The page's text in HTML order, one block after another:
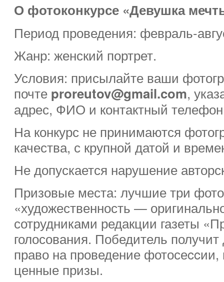
О фотоконкурсе «Девушка
Период проведения: февраль-
Жанр: женский портрет.
Условия: присылайте ваши
почте proreutov@gmail.com,
адрес, ФИО и контактный
На конкурс не принимаются
качества, с крупной датой и
Не допускается нарушение
Призовые места: лучшие три
«художественность —
сотрудниками редакции газеты
голосования. Победитель
право на проведение
ценные призы.